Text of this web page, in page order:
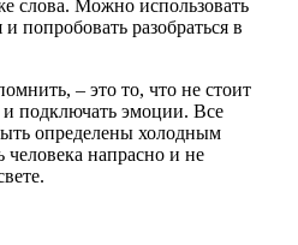
слова. Можно использовать
попробовать разобраться в
– это то, что не стоит
подключать эмоции. Все
определены холодным
напрасно и не